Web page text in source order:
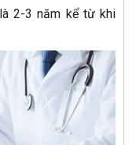
2-3 năm kể từ khi